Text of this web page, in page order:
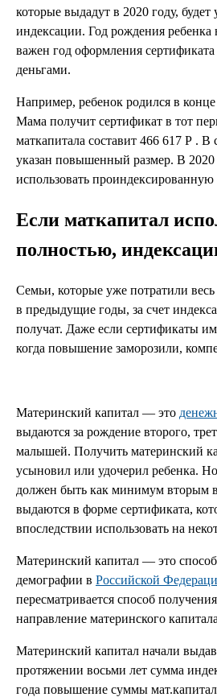
которые выдадут в 2020 году, будет
индексации. Год рождения ребенка
важен год оформления
деньгами.
Например, ребенок родился в
Мама получит сертификат в тот
маткапитала составит 466 617 Р . В
указан повышенный размер. В
использовать проиндексированную
Если маткапитал
полностью,
Семьи, которые уже потратили
в предыдущие годы, за счет
получат. Даже если сертификаты
когда повышение заморозили,
Материнский капитал — это
выдаются за рождение второго,
малышей. Получить материнский
усыновил или удочерил ребенка.
должен быть как минимум вторым в
выдаются в форме сертификата,
впоследствии использовать на
Материнский капитал — это
демографии в Российской
пересматривается способ
направление материнского
Материнский капитал начали
протяжении восьми лет сумма
года повышение суммы